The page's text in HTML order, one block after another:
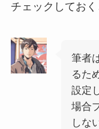
チェックしておく
筆者
るた
設定
場合
しな